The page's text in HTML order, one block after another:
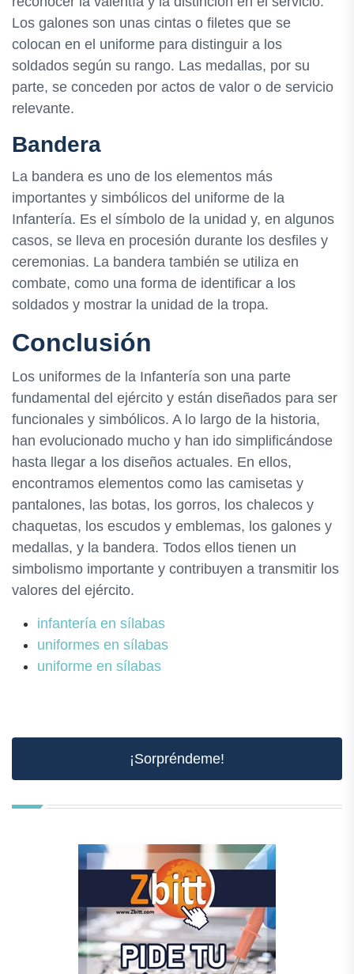
Los galones son unas cintas o filetes que se
colocan en el uniforme para distinguir a los
soldados según su rango. Las medallas, por su
parte, se conceden por actos de valor o de servicio
relevante.
Bandera
La bandera es uno de los elementos más
importantes y simbólicos del uniforme de la
Infantería. Es el símbolo de la unidad y, en algunos
casos, se lleva en procesión durante los desfiles y
ceremonias. La bandera también se utiliza en
combate, como una forma de identificar a los
soldados y mostrar la unidad de la tropa.
Conclusión
Los uniformes de la Infantería son una parte
fundamental del ejército y están diseñados para ser
funcionales y simbólicos. A lo largo de la historia,
han evolucionado mucho y han ido simplificándose
hasta llegar a los diseños actuales. En ellos,
encontramos elementos como las camisetas y
pantalones, las botas, los gorros, los chalecos y
chaquetas, los escudos y emblemas, los galones y
medallas, y la bandera. Todos ellos tienen un
simbolismo importante y contribuyen a transmitir los
valores del ejército.
infantería en sílabas
uniformes en sílabas
uniforme en sílabas
¡Sorpréndeme!